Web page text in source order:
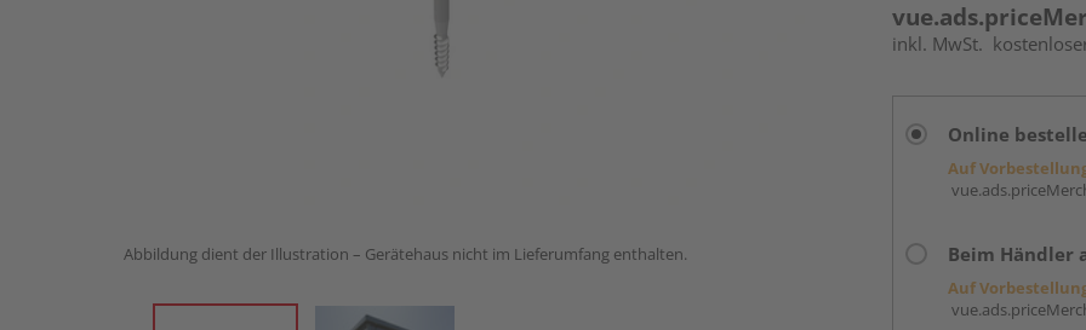
Abbildung dient der Illustration – Gerätehaus nicht im Lieferumfang enthalten.
inkl. MwSt.
Online
Auf
Beim Händler
Auf